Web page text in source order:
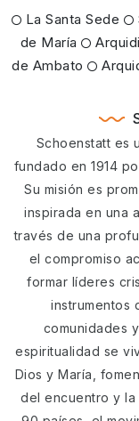
La Santa Sede
de María
de Ambato
Schoenstatt es
fundado en 1914
Su misión es
inspirada en una
través de una
el compromiso
formar líderes
instrumentos
comunidades
espiritualidad se
Dios y María,
del encuentro y la